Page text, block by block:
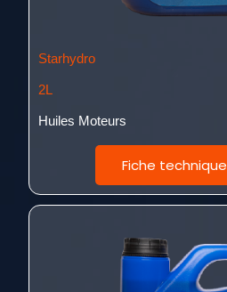
Starhydro
2L
Huiles Moteurs
Fiche technique